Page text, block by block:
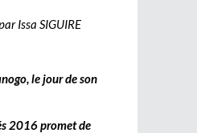
Issa SIGUIRE
le jour de son
2016 promet de